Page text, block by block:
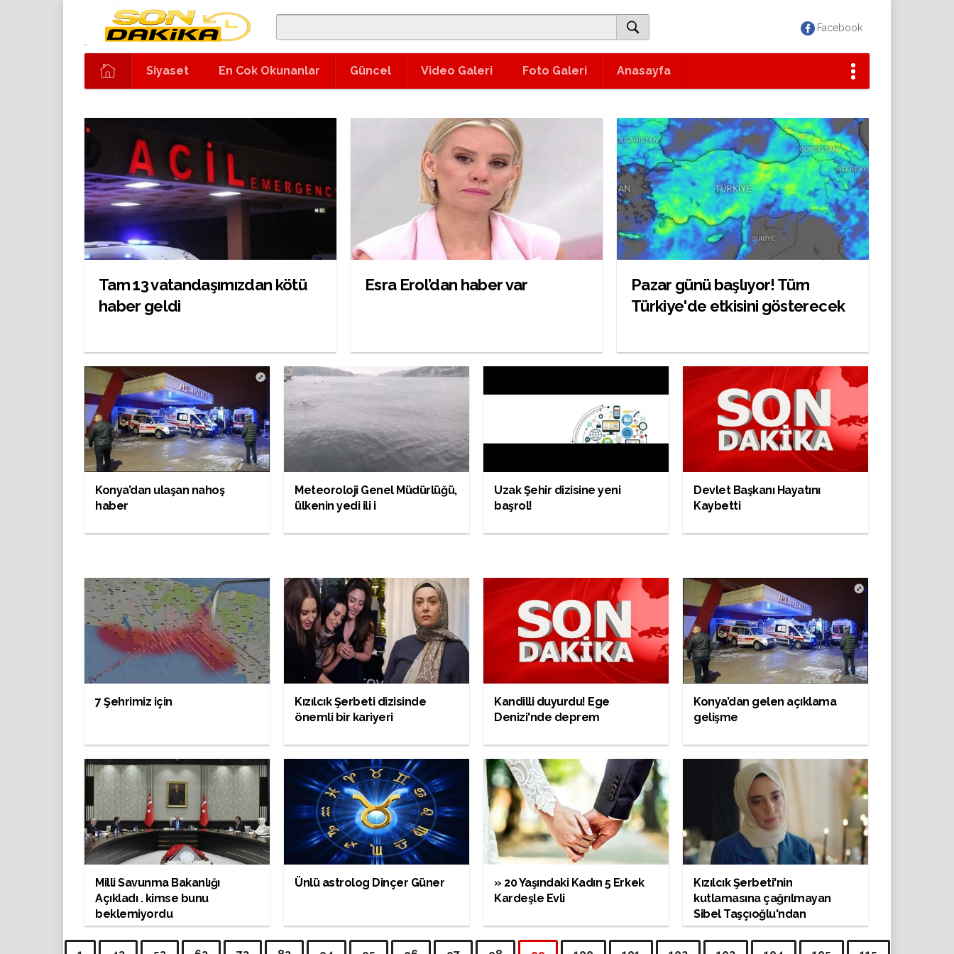
Facebook
Siyaset En Cok Okunanlar Güncel Video Galeri Foto Galeri Anasayfa
Tam 13 vatandaşımızdan kötü
haber geldi
Esra Erol’dan haber var
Pazar günü başlıyor! Tüm
Türkiye'de etkisini gösterecek
Konya’dan ulaşan nahoş
haber
Meteoroloji Genel Müdürlüğü,
ülkenin yedi ili i
Uzak Şehir dizisine yeni
başrol!
Devlet Başkanı Hayatını
Kaybetti
7 Şehrimiz için
Kızılcık Şerbeti dizisinde
önemli bir kariyeri
Kandilli duyurdu! Ege
Denizi'nde deprem
Konya’dan gelen açıklama
gelişme
Milli Savunma Bakanlığı
Açıkladı . kimse bunu
beklemiyordu
Ünlü astrolog Dinçer Güner
» 20 Yaşındaki Kadın 5 Erkek
Kardeşle Evli
Kızılcık Şerbeti'nin
kutlamasına çağrılmayan
Sibel Taşçıoğlu'ndan